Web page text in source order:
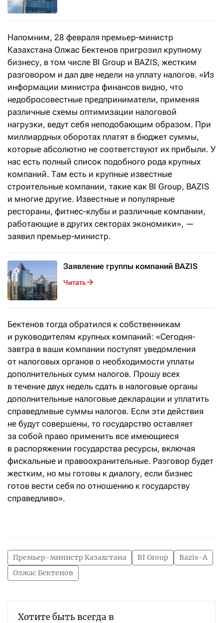
Напомним, 28 февраля премьер-министр
Казахстана Олжас Бектенов пригрозил крупному
бизнесу, в том числе BI Group и BAZIS, жестким
разговором и дал две недели на уплату налогов. «Из
информации министра финансов видно, что
недобросовестные предприниматели, применяя
различные схемы оптимизации налоговой
нагрузки, ведут себя неподобающим образом. При
миллиардных оборотах платят в бюджет суммы,
которые абсолютно не соответствуют их прибыли. У
нас есть полный список подобного рода крупных
компаний. Там есть и крупные известные
строительные компании, такие как BI Group, BAZIS
и многие другие. Известные и популярные
рестораны, фитнес-клубы и различные компании,
работающие в других секторах экономики», —
заявил премьер-министр.
Заявление группы компаний BAZIS
Читать
Бектенов тогда обратился к собственникам
и руководителям крупных компаний: «Сегодня-
завтра в ваши компании поступят уведомления
от налоговых органов о необходимости уплаты
дополнительных сумм налогов. Прошу всех
в течение двух недель сдать в налоговые органы
дополнительные налоговые декларации и уплатить
справедливые суммы налогов. Если эти действия
не будут совершены, то государство оставляет
за собой право применить все имеющиеся
в распоряжении государства ресурсы, включая
фискальные и правоохранительные. Разговор будет
жестким, но мы готовы к диалогу, если бизнес
готов вести себя по отношению к государству
справедливо».
Премьер-министр Казахстана BI Group
Bazis-A
Олжас Бектенов
Хотите быть всегда в